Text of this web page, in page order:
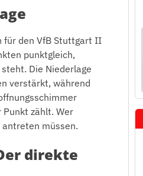
für den VfB Stuttgart II
punktgleich,
Die Niederlage
verstärkt, während
zählt. Wer
antreten müssen.
direkte